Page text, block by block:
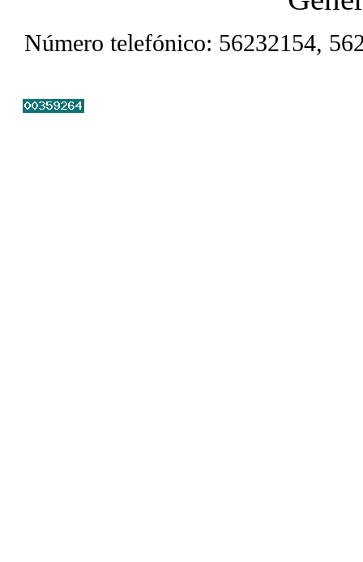
Número telefónico: 56232154,